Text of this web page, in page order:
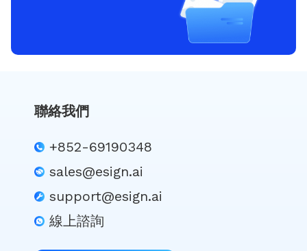
聯絡我們
+852-69190348
sales@esign.ai
support@esign.ai
線上諮詢